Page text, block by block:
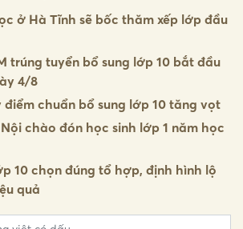
ở Hà Tĩnh sẽ bốc thăm xếp lớp đầu
trúng tuyển bổ sung lớp 10 bắt đầu
4/8
chuẩn bổ sung lớp 10 tăng vọt
chào đón học sinh lớp 1 năm học
10 chọn đúng tổ hợp, định hình lộ
quả